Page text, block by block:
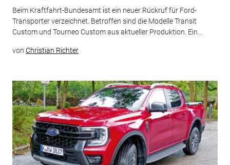
Beim Kraftfahrt-Bundesamt ist ein neuer Rückruf für Ford-
Transporter verzeichnet. Betroffen sind die Modelle Transit
Custom und Tourneo Custom aus aktueller Produktion. Ein...
von Christian Richter